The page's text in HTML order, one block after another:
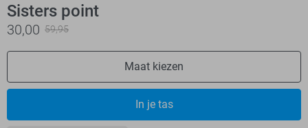
Sisters point
30,00 59,95
Maat kiezen
In je tas